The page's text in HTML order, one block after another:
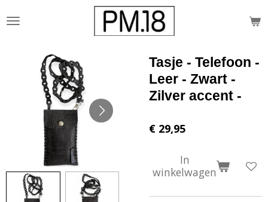
direct
hoofdinhoud
Tasje - Telefoon -
Leer - Zwart -
Zilver accent -
€ 29,95
In
winkelwagen